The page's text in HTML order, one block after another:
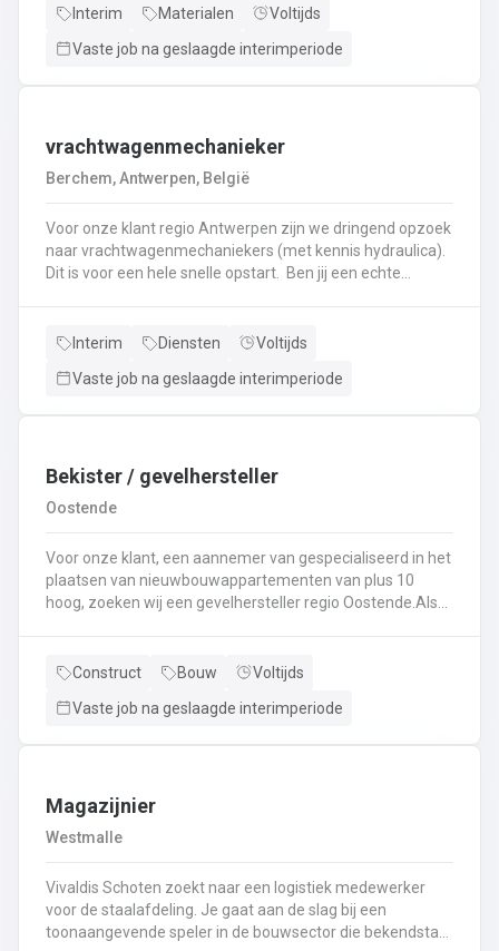
eindafwerking.Frezen, boren, en zagen in de
klaar zijn voor gebruik.Opruimen van de werkplaats en
Interim Materialen
Voltijds
Vaste job na geslaagde interimperiode
vrachtwagenmechanieker
Berchem, Antwerpen, België
Voor onze klant regio Antwerpen zijn we dringend opzoek
naar vrachtwagenmechaniekers (met kennis hydraulica).
Dit is voor een hele snelle opstart. Ben jij een echte
Dan ben jij de persoon die wij zoeken!
Interim Diensten
Voltijds
Vaste job na geslaagde interimperiode
Bekister / gevelhersteller
Oostende
Voor onze klant, een aannemer van gespecialiseerd in het
plaatsen van nieuwbouwappartementen van plus 10
hoog, zoeken wij een gevelhersteller regio Oostende.Als
collegas. Je zal voornamelijk ingezet worden voor:
gevel;Opnieuw voegen van bakstenen;Renovatie van
wapening en voorzien van een beschermlaag;Herstellen
2de natuur en heeft weinig geheimen voor jou. Je weet de
aanpakken. Dan is dit zeker de job voor jou!
Construct Bouw
Voltijds
Vaste job na geslaagde interimperiode
Magazijnier
Westmalle
Vivaldis Schoten zoekt naar een logistiek medewerker
voor de staalafdeling. Je gaat aan de slag bij een
toonaangevende speler in de bouwsector die bekendstaat